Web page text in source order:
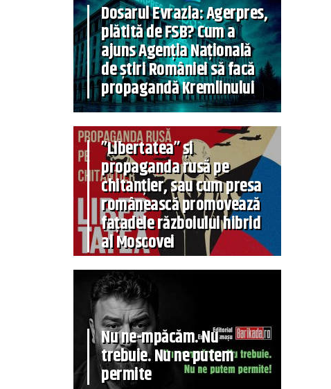
Dosarul Evrazia: Agerpres,
plătită de FSB? Cum a
ajuns Agenția Națională
de știri României să facă
propagandă Kremlinului
”Libertatea” și
propaganda rusă pe
chitanțier, sau cum presa
românească promovează
fațadele războiului hibrid
al Moscovei
Nu ne-mpăcăm. Nu
trebuie. Nu ne putem
permite